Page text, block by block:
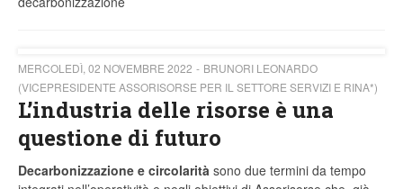
MERCOLEDÌ, 02 NOVEMBRE 2022
BRUNORI LEONARDO
(VICEPRESIDENTE ASSORISORSE PER IL SETTORE SERVIZI E RINA*)
L’industria delle risorse è una
questione di futuro
Decarbonizzazione e circolarità sono due termini da tempo